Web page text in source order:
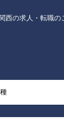
西の求人・転職の